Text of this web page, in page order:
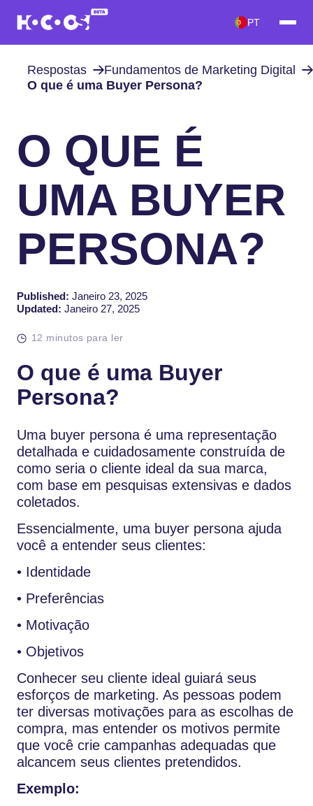
PT
Respostas
Fundamentos de Marketing Digital
O que é uma Buyer Persona?
O QUE É
UMA BUYER
PERSONA?
Published: Janeiro 23, 2025
Updated: Janeiro 27, 2025
12 minutos para ler
O que é uma Buyer
Persona?
Uma buyer persona é uma representação
detalhada e cuidadosamente construída de
como seria o cliente ideal da sua marca,
com base em pesquisas extensivas e dados
coletados.
Essencialmente, uma buyer persona ajuda
você a entender seus clientes:
• Identidade
• Preferências
• Motivação
• Objetivos
Conhecer seu cliente ideal guiará seus
esforços de marketing. As pessoas podem
ter diversas motivações para as escolhas de
compra, mas entender os motivos permite
que você crie campanhas adequadas que
alcancem seus clientes pretendidos.
Exemplo: